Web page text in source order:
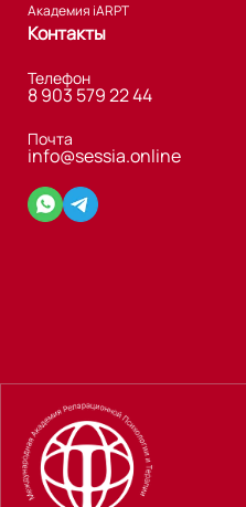
Академия iARPT
Контакты
Телефон
8 903 579 22 44
Почта
info@sessia.online